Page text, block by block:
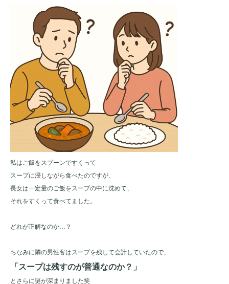
私はご飯をスプーンですくって
スープに浸しながら食べたのですが、
長女は一定量のご飯をスープの中に沈めて、
それをすくって食べてました。
どれが正解なのか…？
ちなみに隣の男性客はスープを残して会計していたので、
「スープは残すのが普通なのか？」
とさらに謎が深まりました笑